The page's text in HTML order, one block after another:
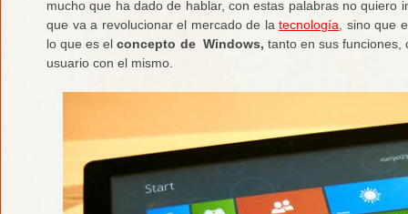
mucho que ha dado de hablar, con estas palabras no quiero
que va a revolucionar el mercado de latecnología , sino que
lo que es elconcepto de Windows, tanto en sus funciones,
usuario con el mismo.